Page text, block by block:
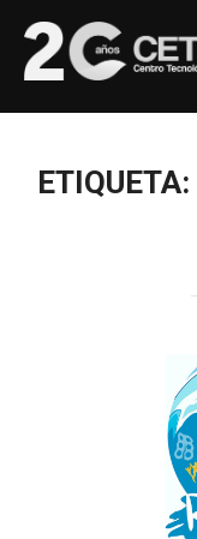
ETIQUETA: